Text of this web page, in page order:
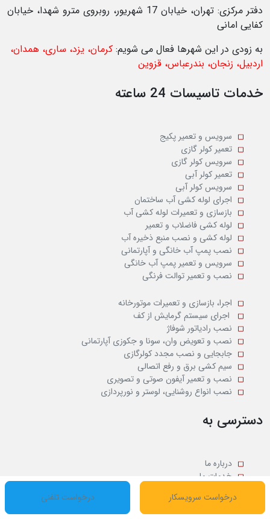
درخواست سرویسکار درخواست تلفنی
دفتر مرکزی: تهران، خیابان 17 شهریور، روبروی مترو شهدا، خیابان
کفایی امانی
به زودی در این شهرها فعال می شویم: کرمان، یزد، ساری، همدان،
اردبیل، زنجان، بندرعباس، قزوین
خدمات تاسیسات 24 ساعته
سرویس و تعمیر پکیج
تعمیر کولر گازی
سرویس کولر گازی
تعمیر کولر آبی
سرویس کولر آبی
اجرای لوله کشی آب ساختمان
بازسازی و تعمیرات لوله کشی آب
لوله کشی فاضلاب و تعمیر
لوله کشی و نصب منبع ذخیره آب
نصب پمپ آب خانگی و آپارتمانی
سرویس و تعمیر پمپ آب خانگی
نصب و تعمیر توالت فرنگی
اجرا، بازسازی و تعمیرات موتورخانه
اجرای سیستم گرمایش از کف
نصب رادیاتور شوفاژ
نصب و تعویض وان، سونا و جکوزی آپارتمانی
جابجایی و نصب مجدد کولرگازی
سیم کشی برق و رفع اتصالی
نصب و تعمیر آیفون صوتی و تصویری
نصب انواع روشنایی، لوستر و نورپردازی
دسترسی به
درباره ما
خدمات ما
تعرفه خدمات
مقالات آموزشی